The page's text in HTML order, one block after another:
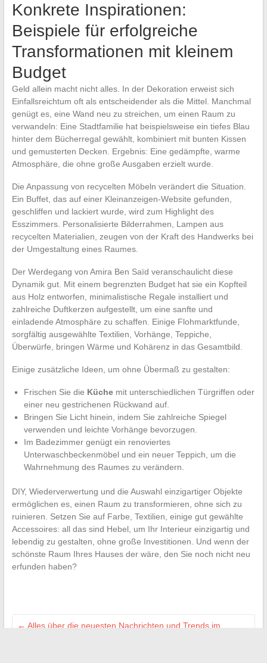
Konkrete Inspirationen:
Beispiele für erfolgreiche
Transformationen mit kleinem
Budget
Geld allein macht nicht alles. In der Dekoration erweist sich
Einfallsreichtum oft als entscheidender als die Mittel. Manchmal
genügt es, eine Wand neu zu streichen, um einen Raum zu
verwandeln: Eine Stadtfamilie hat beispielsweise ein tiefes Blau
hinter dem Bücherregal gewählt, kombiniert mit bunten Kissen
und gemusterten Decken. Ergebnis: Eine gedämpfte, warme
Atmosphäre, die ohne große Ausgaben erzielt wurde.
Die Anpassung von recycelten Möbeln verändert die Situation.
Ein Buffet, das auf einer Kleinanzeigen-Website gefunden,
geschliffen und lackiert wurde, wird zum Highlight des
Esszimmers. Personalisierte Bilderrahmen, Lampen aus
recycelten Materialien, zeugen von der Kraft des Handwerks bei
der Umgestaltung eines Raumes.
Der Werdegang von Amira Ben Saïd veranschaulicht diese
Dynamik gut. Mit einem begrenzten Budget hat sie ein Kopfteil
aus Holz entworfen, minimalistische Regale installiert und
zahlreiche Duftkerzen aufgestellt, um eine sanfte und
einladende Atmosphäre zu schaffen. Einige Flohmarktfunde,
sorgfältig ausgewählte Textilien, Vorhänge, Teppiche,
Überwürfe, bringen Wärme und Kohärenz in das Gesamtbild.
Einige zusätzliche Ideen, um ohne Übermaß zu gestalten:
Frischen Sie die Küchemit unterschiedlichen Türgriffen oder
einer neu gestrichenen Rückwand auf.
Bringen Sie Licht hinein, indem Sie zahlreiche Spiegel
verwenden und leichte Vorhänge bevorzugen.
Im Badezimmer genügt ein renoviertes
Unterwaschbeckenmöbel und ein neuer Teppich, um die
Wahrnehmung des Raumes zu verändern.
DIY, Wiederverwertung und die Auswahl einzigartiger Objekte
ermöglichen es, einen Raum zu transformieren, ohne sich zu
ruinieren. Setzen Sie auf Farbe, Textilien, einige gut gewählte
Accessoires: all das sind Hebel, um Ihr Interieur einzigartig und
lebendig zu gestalten, ohne große Investitionen. Und wenn der
schönste Raum Ihres Hauses der wäre, den Sie noch nicht neu
erfunden haben?
← Alles über die neuesten Nachrichten und Trends im